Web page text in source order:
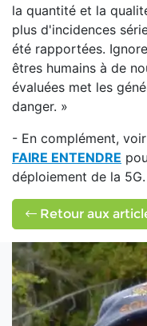
la quantité et la
plus d'incidences
été rapportées.
êtres humains à de
évaluées met les
danger. »
- En complément,
FAIRE ENTENDRE
déploiement de la 5G.
Retour aux